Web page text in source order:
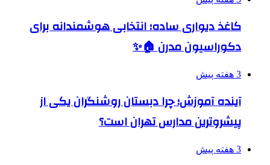
کاغذ دیواری ساده؛ انتخابی هوشمندانه برای
دکوراسیون مدرن 🏠✨
3 هفته پیش
آینده آموزش؛ چرا دبستان روشنگران یکی از
پیشروترین مدارس تهران است؟
3 هفته پیش